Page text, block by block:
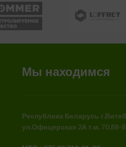
Мы находимся
Республика Беларусь
ул.Офицерская 2А т.м. 70,88-